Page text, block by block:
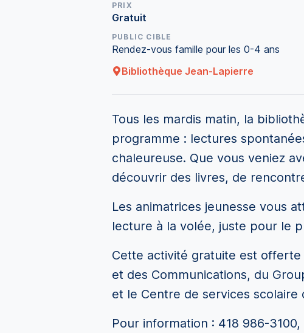
PRIX
Gratuit
PUBLIC CIBLE
Rendez-vous famille pour les 0-4 ans
Bibliothèque Jean-Lapierre
Tous les mardis matin, la
programme : lectures
chaleureuse. Que vous veniez
découvrir des livres, de
Les animatrices jeunesse vous
lecture à la volée, juste pour le
Cette activité gratuite est
et des Communications, du
et le Centre de services scolaire
Pour information : 418 986-3100,